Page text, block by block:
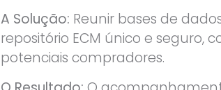
A Solução: Reunir bases de
repositório ECM único e seguro,
potenciais compradores.